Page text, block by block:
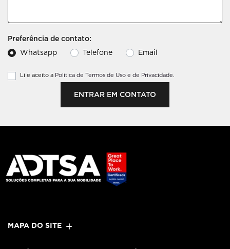
Preferência de contato:
Whatsapp
Telefone Email
Li e aceito a Política de Termos de Uso e de Privacidade.
ENTRAR EM CONTATO
MAPA DO SITE